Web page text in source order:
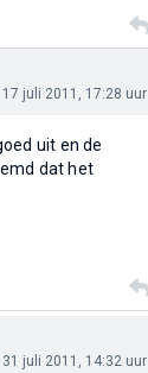
17 juli 2011, 17:28 uur
uit en de
dat het
31 juli 2011, 14:32 uur